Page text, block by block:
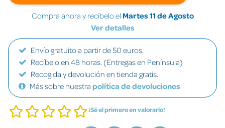
Compra ahora y recíbelo el Martes 11 de Agosto
Ver detalles
Envío gratuito a partir de 50 euros.
Recíbelo en 48 horas. (Entregas en Península)
Recogida y devolución en tienda gratis.
Más sobre nuestra política de devoluciones
¡Sé el primero en valorarlo!